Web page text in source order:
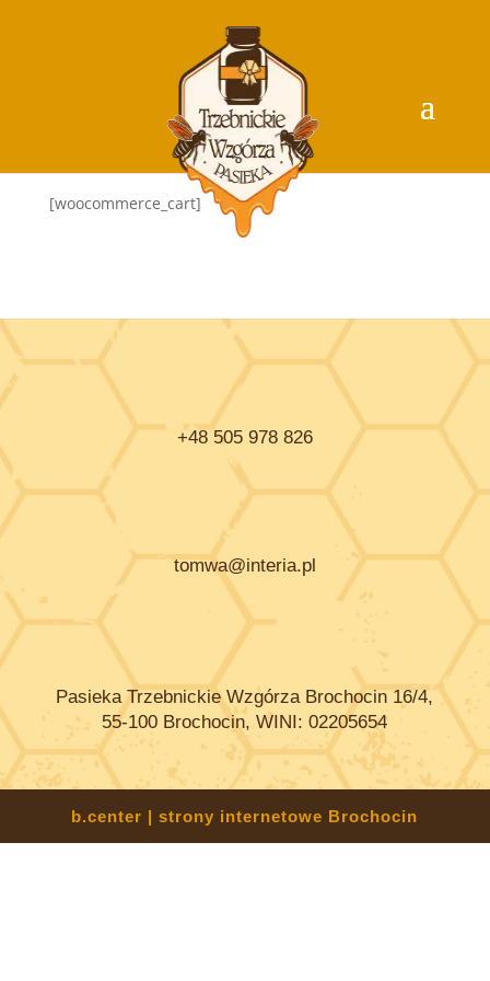
[woocommerce_cart]
+48 505 978 826
tomwa@interia.pl
Pasieka Trzebnickie Wzgórza Brochocin 16/4,
55-100 Brochocin, WINI: 02205654
b.center | strony internetowe Brochocin